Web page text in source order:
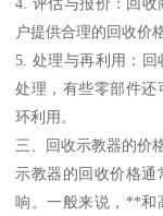
户提供合理的回收价格
5. 处理与再利用：
处理，有些零部件还
环利用。
三、回收示教器的价
示教器的回收价格
响。一般来说，**和